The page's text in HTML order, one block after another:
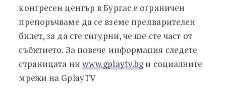
конгресен център в Бургас е ограничен
препоръчваме да се вземе предварителен
билет, за да сте сигурни, че ще сте част от
събитието. За повече информация следете
страницата ни www.gplaytv.bgи социалните
мрежи на GplayTV